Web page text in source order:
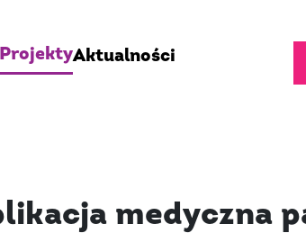
Aktualności
medyczna